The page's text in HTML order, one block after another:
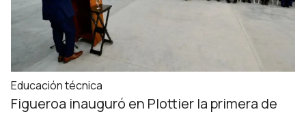
Educación técnica
Figueroa inauguró en Plottier la primera de